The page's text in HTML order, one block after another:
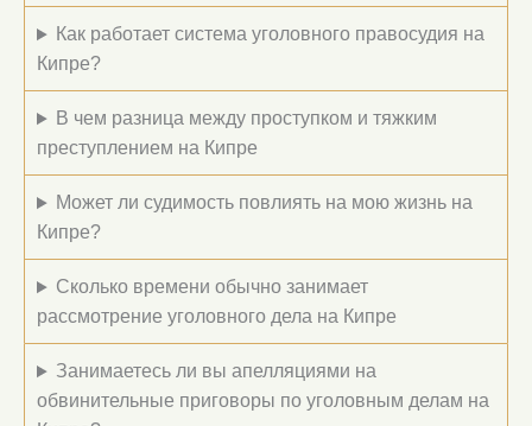
Как работает система уголовного правосудия на
Кипре?
В чем разница между проступком и тяжким
преступлением на Кипре
Может ли судимость повлиять на мою жизнь на
Кипре?
Сколько времени обычно занимает
рассмотрение уголовного дела на Кипре
Занимаетесь ли вы апелляциями на
обвинительные приговоры по уголовным делам на